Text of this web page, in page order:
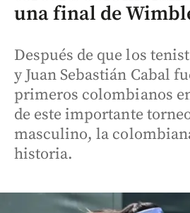
una final de
Después de que los
y Juan Sebastián Cabal
primeros colombianos
de este importante
masculino, la
historia.